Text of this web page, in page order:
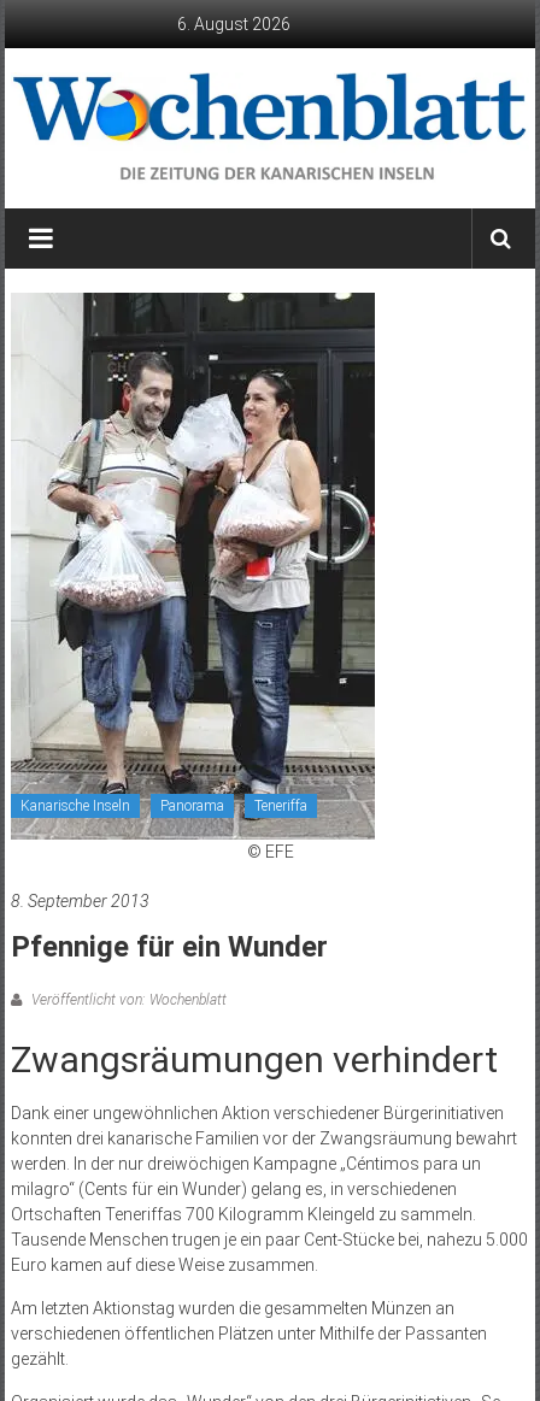
6. August 2026
Wochenblatt
die
Kanarischen
Kanarische Inseln Panorama Teneriffa
© EFE
8. September 2013
Pfennige für ein Wunder
Veröffentlicht von: Wochenblatt
Zwangsräumungen verhindert
Dank einer ungewöhnlichen Aktion verschiedener Bürgerinitiativen
konnten drei kanarische Familien vor der Zwangsräumung bewahrt
werden. In der nur dreiwöchigen Kampagne „Céntimos para un
milagro“ (Cents für ein Wunder) gelang es, in verschiedenen
Ortschaften Teneriffas 700 Kilogramm Kleingeld zu sammeln.
Tausende Menschen trugen je ein paar Cent-Stücke bei, nahezu 5.000
Euro kamen auf diese Weise zusammen.
Am letzten Aktionstag wurden die gesammelten Münzen an
verschiedenen öffentlichen Plätzen unter Mithilfe der Passanten
gezählt.